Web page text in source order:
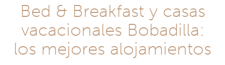
Bed & Breakfast y casas
vacacionales Bobadilla:
los mejores alojamientos